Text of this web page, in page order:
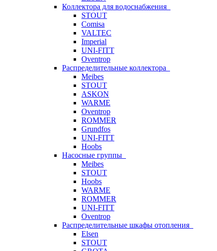
Коллектора для водоснабжения
STOUT
Comisa
VALTEC
Imperial
UNI-FITT
Oventrop
Распределительные коллектора
Meibes
STOUT
ASKON
WARME
Oventrop
ROMMER
Grundfos
UNI-FITT
Hoobs
Насосные группы
Meibes
STOUT
Hoobs
WARME
ROMMER
UNI-FITT
Oventrop
Распределительные шкафы отопления
Elsen
STOUT